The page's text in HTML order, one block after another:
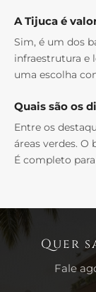
A Tijuca é
Sim, é um dos
infraestrutura e
uma escolha
Quais são os
Entre os
áreas verdes. O
É completo
Quer
Fale